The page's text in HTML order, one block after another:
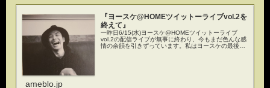
『ヨースケ@HOMEツイットーライブvol.2を
終えて』
一昨日6/15(水)ヨースケ@HOMEツイットーライブ
vol.2の配信ライブが無事に終わり、今もまだ色んな感
情の余韻を引きずっています。私はヨースケの最後の
ameblo.jp